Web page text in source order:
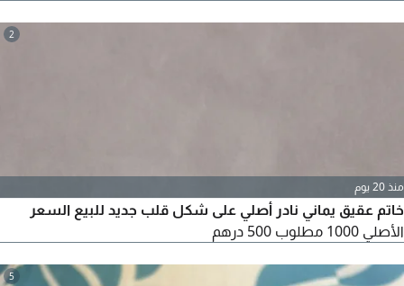
2
منذ 20 يوم
خاتم عقيق يماني نادر أصلي على شكل قلب جديد للبيع السعر
الأصلي 1000 مطلوب 500 درهم
5